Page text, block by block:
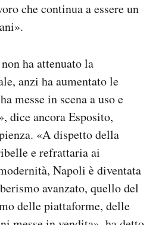
che continua a essere un
ha attenuato la
anzi ha aumentato le
messe in scena a uso e
dice ancora Esposito,
«A dispetto della
e refrattaria ai
Napoli è diventata
avanzato, quello del
delle piattaforme, delle